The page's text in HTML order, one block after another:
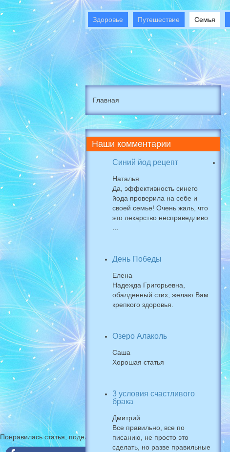
Здоровье Путешествие Семья
Понравилась статья, поделитесь с друзьями.
Главная
Наши комментарии
Синий йод рецепт
Наталья
Да, эффективность синего
йода проверила на себе и
своей семье! Очень жаль, что
это лекарство несправедливо
День Победы
Елена
Надежда Григорьевна,
обалденный стих, желаю Вам
крепкого здоровья.
Озеро Алаколь
Саша
Хорошая статья
3 условия счастливого
брака
Дмитрий
Все правильно, все по
писанию, не просто это
сделать, но разве правильные